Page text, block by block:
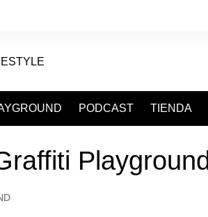
PODCAST TIENDA
Playground